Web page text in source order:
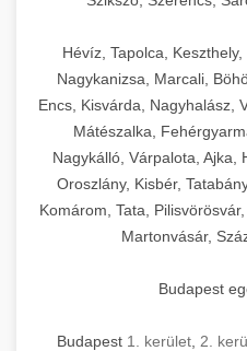
Hévíz, Tapolca,
Nagykanizsa, Marcali,
Encs, Kisvárda, Nagyhalász,
Mátészalka,
Nagykálló, Várpalota, Ajka,
Oroszlány, Kisbér,
Komárom, Tata,
Martonvásár,
Budapest
Budapest 1. kerület 2.